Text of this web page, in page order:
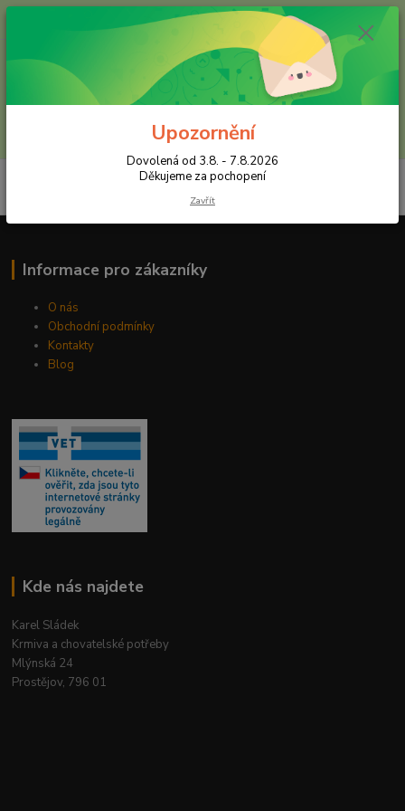
(Po-Pá, 8:30-16 hod.)
Informace pro zákazníky
O nás
Obchodní podmínky
Kontakty
Blog
Kde nás najdete
Karel Sládek
Krmiva a chovatelské potřeby
Mlýnská 24
Prostějov, 796 01
Upozornění
Dovolená od 3.8. - 7.8.2026
Děkujeme za pochopení
Zavřít